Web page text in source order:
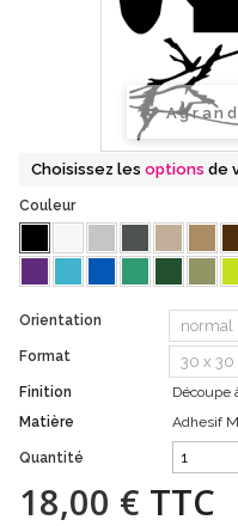
Choisissez les options de
Couleur
Orientation
Format
Finition
Découpe
Matière
Adhesif
Quantité
18,00 € TTC